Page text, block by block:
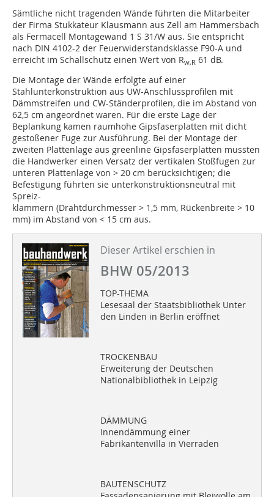
Sämtliche nicht tragenden Wände führten die Mitarbeiter
der Firma Stukkateur Klausmann aus Zell am Hammersbach
als Fermacell Montagewand 1 S 31/W aus. Sie entspricht
nach DIN 4102-2 der Feuerwiderstandsklasse F90-A und
erreicht im Schallschutz einen Wert von Rw,R 61 dB.
Die Montage der Wände erfolgte auf einer
Stahlunterkonstruktion aus UW-Anschlussprofilen mit
Dämmstreifen und CW-Ständerprofilen, die im Abstand von
62,5 cm angeordnet waren. Für die erste Lage der
Beplankung kamen raumhohe Gipsfaserplatten mit dicht
gestoßener Fuge zur Ausführung. Bei der Montage der
zweiten Plattenlage aus greenline Gipsfaserplatten mussten
die Handwerker einen Versatz der vertikalen Stoßfugen zur
unteren Plattenlage von > 20 cm berücksichtigen; die
Befestigung führten sie unterkonstruktionsneutral mit
Spreiz-
klammern (Drahtdurchmesser > 1,5 mm, Rückenbreite > 10
mm) im Abstand von < 15 cm aus.
Dieser Artikel erschien in
BHW 05/2013
TOP-THEMA
Lesesaal der Staatsbibliothek Unter
den Linden in Berlin eröffnet
TROCKENBAU
Erweiterung der Deutschen
Nationalbibliothek in Leipzig
DÄMMUNG
Innendämmung einer
Fabrikantenvilla in Vierraden
BAUTENSCHUTZ